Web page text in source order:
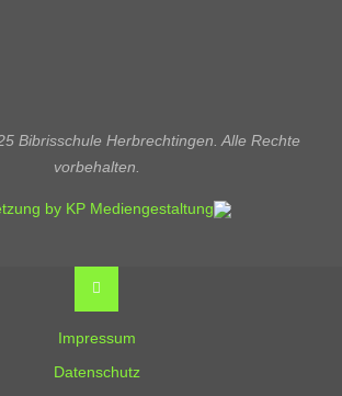
Bibrisschule Herbrechtingen. Alle Rechte
vorbehalten.
by KP Mediengestaltung
Impressum
Datenschutz
Back
to
Top